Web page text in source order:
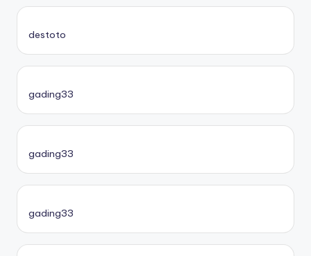
destoto
gading33
gading33
gading33